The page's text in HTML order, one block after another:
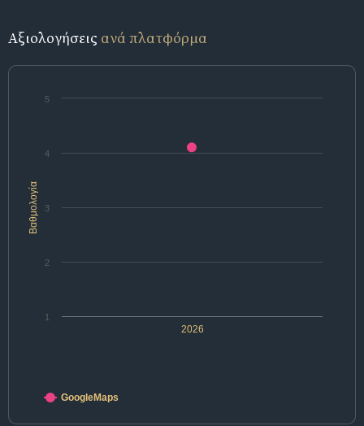
Αξιολογήσεις ανά πλατφόρμα
Βαθμολογία
2026
1
2
3
4
5
GoogleMaps